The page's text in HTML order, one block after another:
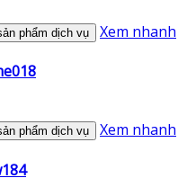
phẩm dịch vụ Xem nhanh
phẩm dịch vụ Xem nhanh